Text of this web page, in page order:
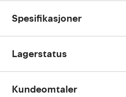
Spesifikasjoner
Lagerstatus
Kundeomtaler